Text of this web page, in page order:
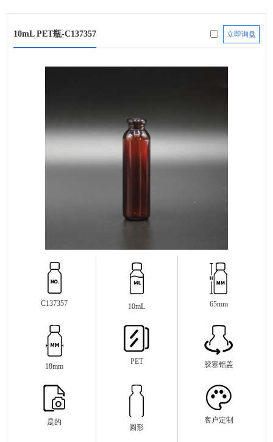
10mL PET瓶-C137357 立即询盘
C137357 10mL 65mm
18mm
PET 胶塞铝盖
是的
圆形
客户定制